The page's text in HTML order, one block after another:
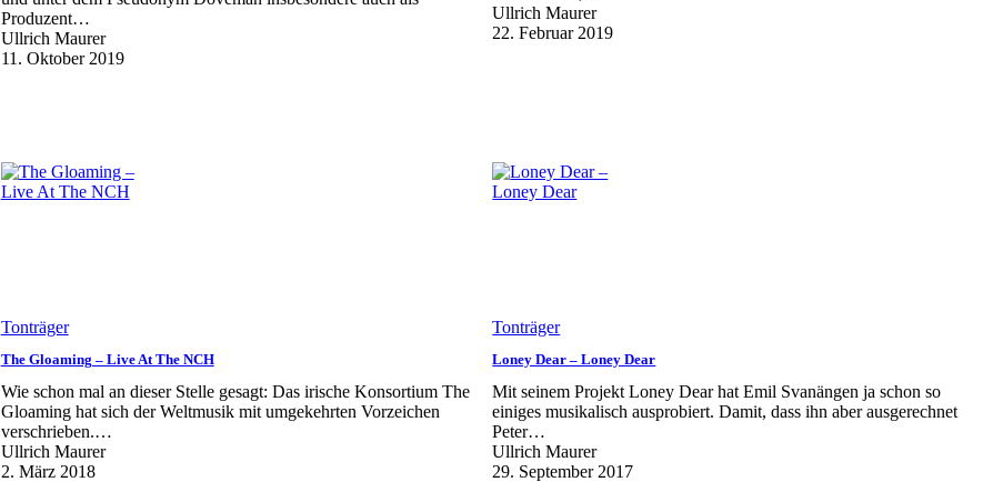
Produzent…
Ullrich Maurer
11. Oktober 2019
Ullrich Maurer
22. Februar 2019
Tonträger
The Gloaming – Live At The NCH
Wie schon mal an dieser Stelle gesagt: Das irische Konsortium The
Gloaming hat sich der Weltmusik mit umgekehrten Vorzeichen
verschrieben.…
Ullrich Maurer
2. März 2018
Tonträger
Loney Dear – Loney Dear
Mit seinem Projekt Loney Dear hat Emil Svanängen ja schon so
einiges musikalisch ausprobiert. Damit, dass ihn aber ausgerechnet
Peter…
Ullrich Maurer
29. September 2017